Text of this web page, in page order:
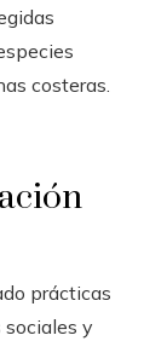
costeras.
prácticas
y